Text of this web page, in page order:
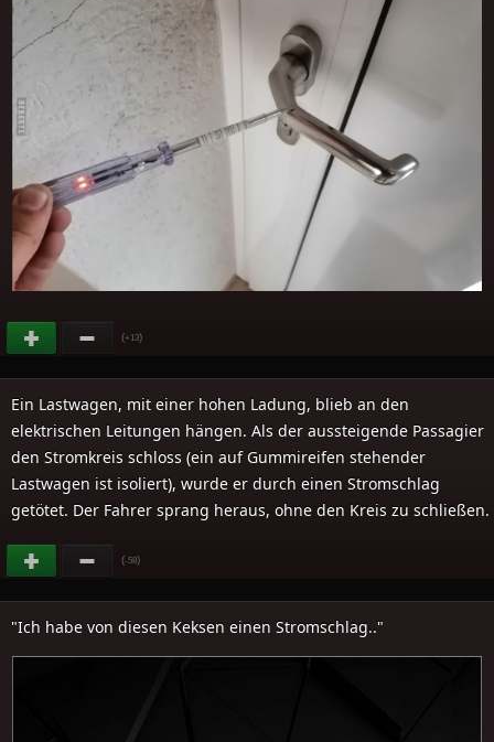
(+13)
Ein Lastwagen, mit einer hohen Ladung, blieb an den
elektrischen Leitungen hängen. Als der aussteigende Passagier
den Stromkreis schloss (ein auf Gummireifen stehender
Lastwagen ist isoliert), wurde er durch einen Stromschlag
getötet. Der Fahrer sprang heraus, ohne den Kreis zu schließen.
(-58)
"Ich habe von diesen Keksen einen Stromschlag.."